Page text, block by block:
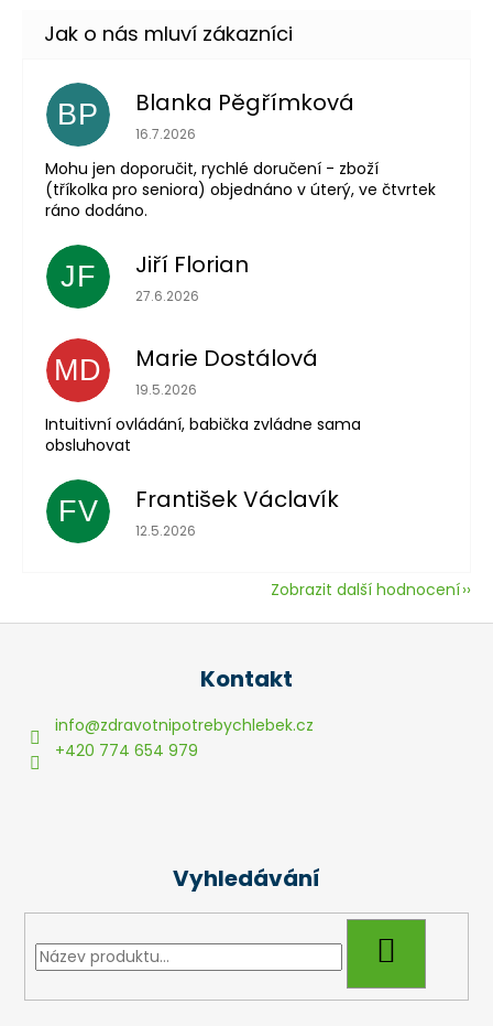
BP Blanka Pěgřímková
Hodnocení obchodu je 5 z 5 hvězdiček.
16.7.2026
Mohu jen doporučit, rychlé doručení - zboží
(tříkolka pro seniora) objednáno v úterý, ve čtvrtek
ráno dodáno.
JF Jiří Florian
Hodnocení obchodu je 5 z 5 hvězdiček.
27.6.2026
MD Marie Dostálová
Hodnocení obchodu je 5 z 5 hvězdiček.
19.5.2026
Intuitivní ovládání, babička zvládne sama
obsluhovat
FV František Václavík
Hodnocení obchodu je 5 z 5 hvězdiček.
12.5.2026
Zobrazit další hodnocení
Kontakt
info@zdravotnipotrebychlebek.cz
+420 774 654 979
Vyhledávání